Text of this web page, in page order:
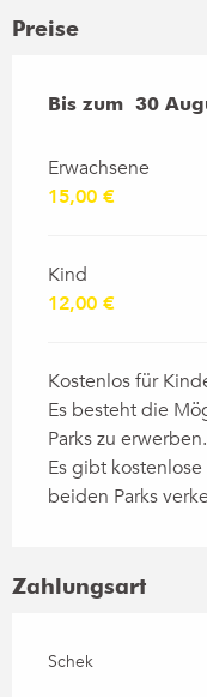
Preise
ab4 Juli 2026
Bis zum 30
Erwachsene
15,00 €
Kind
12,00 €
Kostenlos für
Es besteht die
Parks zu erwerben.
Es gibt
beiden Parks
Zahlungsart
Schek